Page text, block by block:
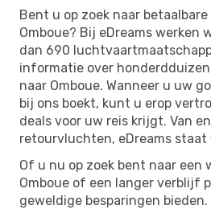
Bent u op zoek naar
Omboue? Bij eDreams werken
dan 690
informatie over
naar Omboue. Wanneer u uw
bij ons boekt, kunt u erop
deals voor uw reis krijgt. Van
retourvluchten, eDreams staat
Of u nu op zoek bent naar een
Omboue of een langer verblijf
geweldige besparingen